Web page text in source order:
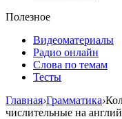
Полезное
Видеоматериалы
Радио онлайн
Слова по темам
Тесты
Главная›Грамматика›
числительные на